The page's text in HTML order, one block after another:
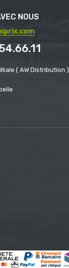
NOUS
( AW Distribution )